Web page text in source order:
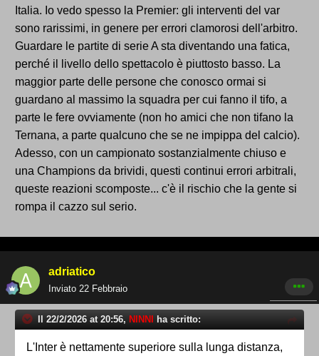
Italia. Io vedo spesso la Premier: gli interventi del var
sono rarissimi, in genere per errori clamorosi dell'arbitro.
Guardare le partite di serie A sta diventando una fatica,
perché il livello dello spettacolo è piuttosto basso. La
maggior parte delle persone che conosco ormai si
guardano al massimo la squadra per cui fanno il tifo, a
parte le fere ovviamente (non ho amici che non tifano la
Ternana, a parte qualcuno che se ne impippa del calcio).
Adesso, con un campionato sostanzialmente chiuso e
una Champions da brividi, questi continui errori arbitrali,
queste reazioni scomposte... c'è il rischio che la gente si
rompa il cazzo sul serio.
adriatico
Inviato 22 Febbraio
Il 22/2/2026 at 20:56, NINNI ha scritto:
L'Inter è nettamente superiore sulla lunga distanza,